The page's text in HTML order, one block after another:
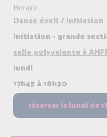
Horaire :
Danse éveil / initiation
Initiation - grande
salle polyvalente à
lundi
17h45 à 18h30